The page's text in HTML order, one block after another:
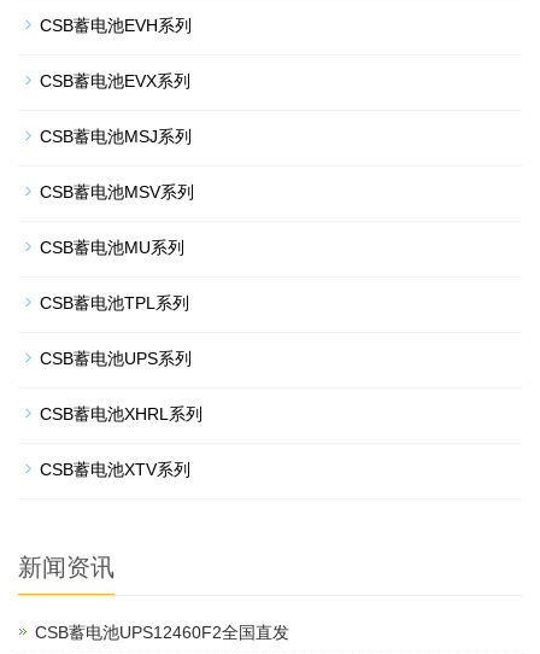
CSB蓄电池EVH系列
CSB蓄电池EVX系列
CSB蓄电池MSJ系列
CSB蓄电池MSV系列
CSB蓄电池MU系列
CSB蓄电池TPL系列
CSB蓄电池UPS系列
CSB蓄电池XHRL系列
CSB蓄电池XTV系列
新闻资讯
CSB蓄电池UPS12460F2全国直发